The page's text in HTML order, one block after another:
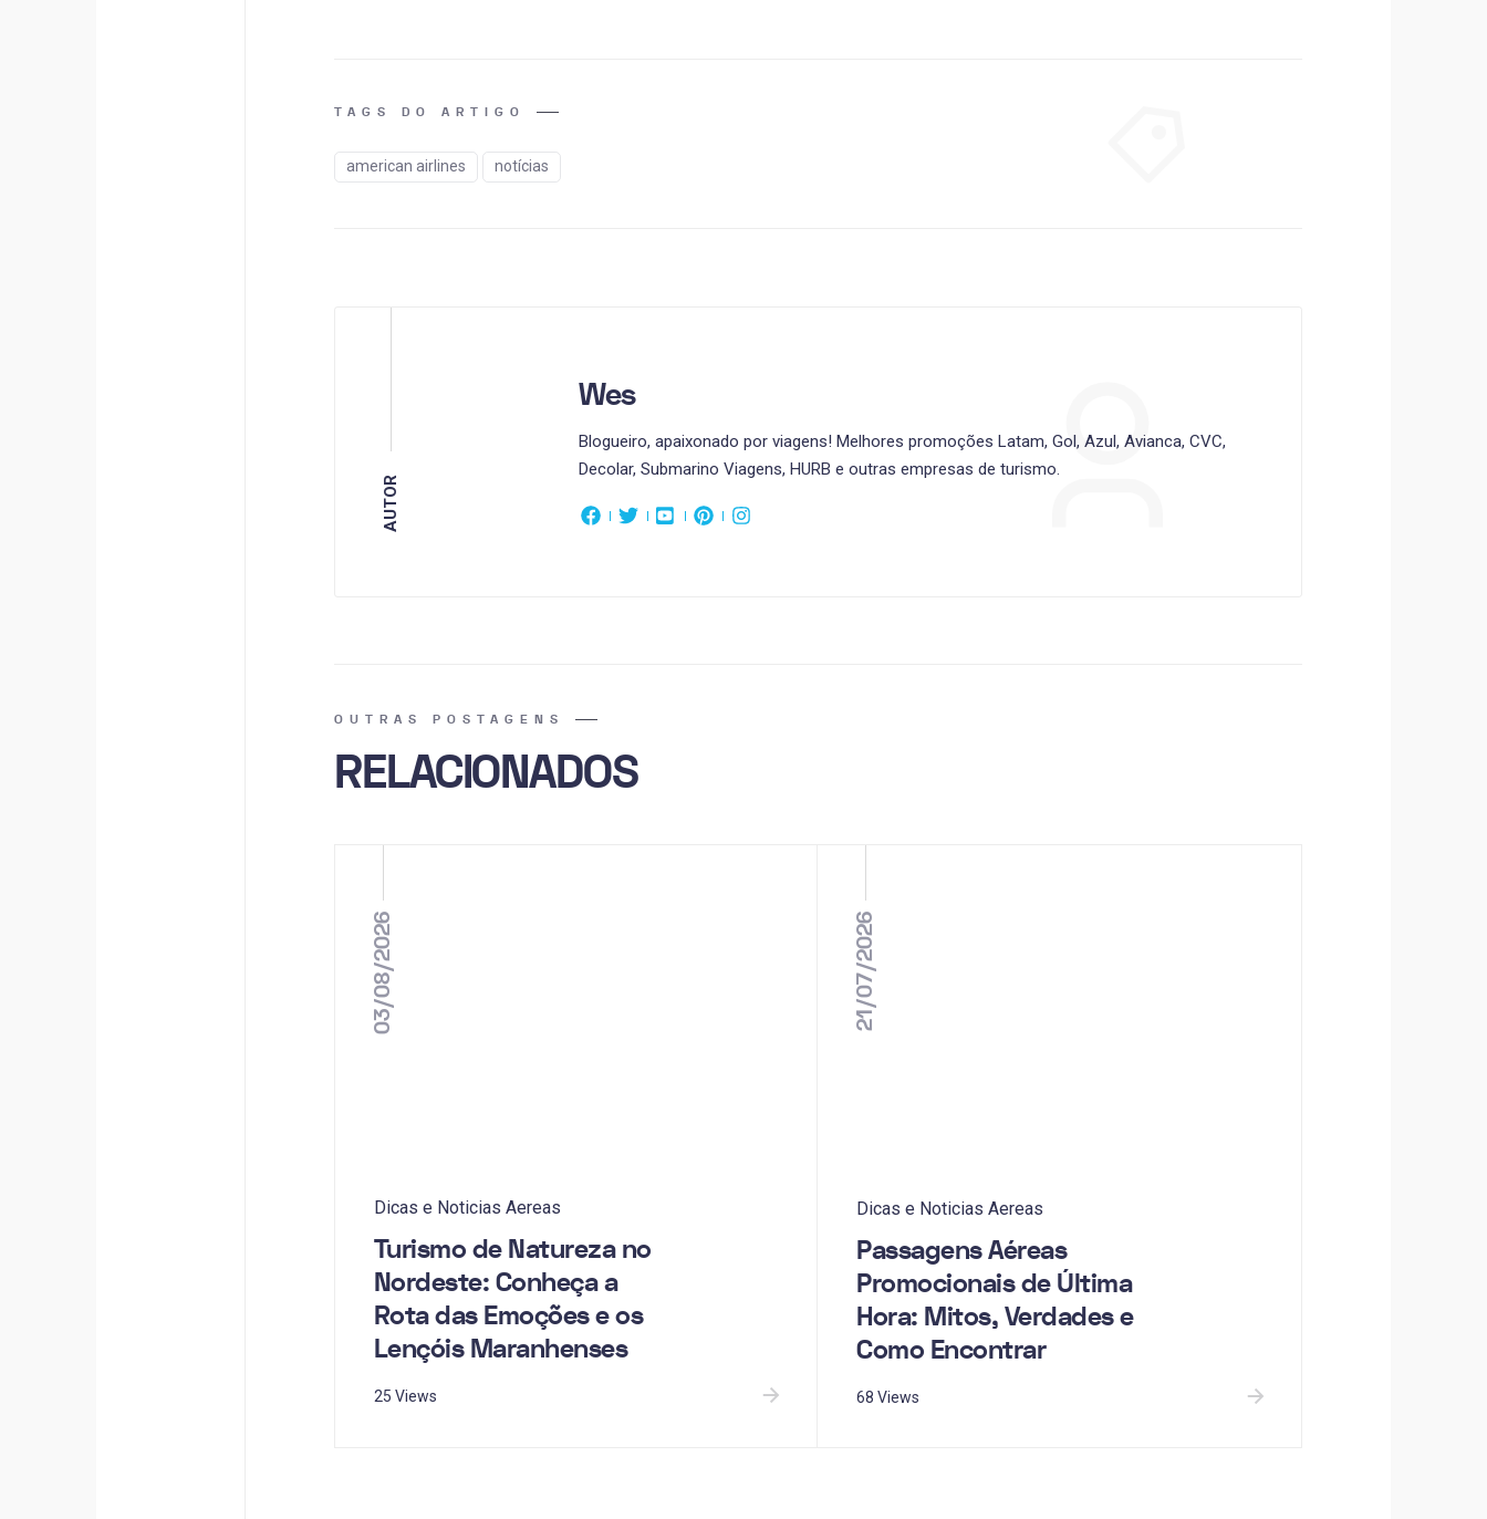
TAGS DO ARTIGO
american airlines notícias
AUTOR
Wes
Blogueiro, apaixonado por viagens! Melhores promoções Latam, Gol, Azul, Avianca, CVC,
Decolar, Submarino Viagens, HURB e outras empresas de turismo.
OUTRAS POSTAGENS
RELACIONADOS
03/08/2026
Dicas e Noticias Aereas
Turismo de Natureza no
Nordeste: Conheça a
Rota das Emoções e os
Lençóis Maranhenses
25 Views
21/07/2026
Dicas e Noticias Aereas
Passagens Aéreas
Promocionais de Última
Hora: Mitos, Verdades e
Como Encontrar
68 Views